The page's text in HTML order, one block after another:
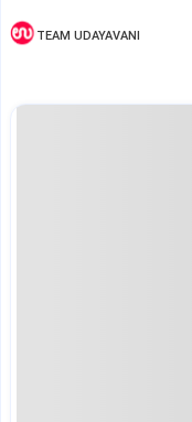
TEAM UDAYAVANI